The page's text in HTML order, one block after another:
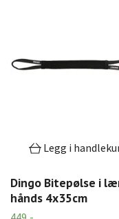
Legg i
Dingo Bitepølse i
hånds 4x35cm